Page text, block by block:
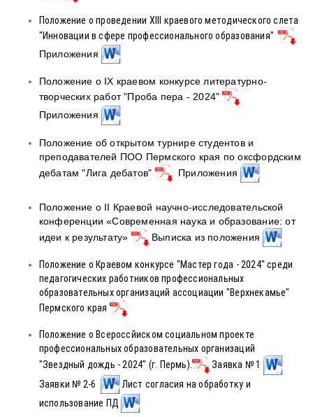
Положение о проведении XIII краевого методического слета
"Инновации в сфере профессионального образования"
Приложения
Положение о IX краевом конкурсе литературно-
творческих работ "Проба пера - 2024"
Приложения
Положение об открытом турнире студентов и
преподавателей ПОО Пермского края по оксфордским
дебатам "Лига дебатов"
Приложения
Положение о II Краевой научно-исследовательской
конференции «Современная наука и образование: от
идеи к результату»
Выписка из положения
Положение о Краевом конкурсе "Мастер года - 2024" среди
педагогических работников профессиональных
образовательных организаций ассоциации "Верхнекамье"
Пермского края
Положение о Всероссйиском социальном проекте
профессиональных образовательных организаций
"Звездный дождь - 2024" (г. Пермь).
Заявка № 1
Заявки № 2-6
Лист согласия на обработку и
использование ПД